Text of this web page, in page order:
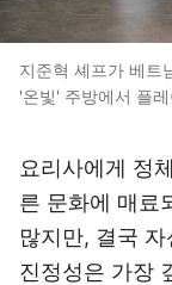
지준혁 셰프가 베트
'온빛' 주방에서 플
요리사에게 정
른 문화에 매료
많지만, 결국
진정성은 가장